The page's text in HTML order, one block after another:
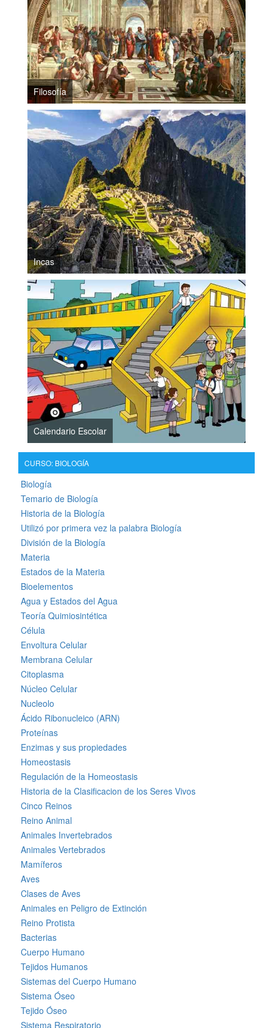
Filosofía
Incas
Calendario Escolar
CURSO: BIOLOGÍA
Biología
Temario de Biología
Historia de la Biología
Utilizó por primera vez la palabra Biología
División de la Biología
Materia
Estados de la Materia
Bioelementos
Agua y Estados del Agua
Teoría Quimiosintética
Célula
Envoltura Celular
Membrana Celular
Citoplasma
Núcleo Celular
Nucleolo
Ácido Ribonucleico (ARN)
Proteínas
Enzimas y sus propiedades
Homeostasis
Regulación de la Homeostasis
Historia de la Clasificacion de los Seres Vivos
Cinco Reinos
Reino Animal
Animales Invertebrados
Animales Vertebrados
Mamíferos
Aves
Clases de Aves
Animales en Peligro de Extinción
Reino Protista
Bacterias
Cuerpo Humano
Tejidos Humanos
Sistemas del Cuerpo Humano
Sistema Óseo
Tejido Óseo
Sistema Respiratorio